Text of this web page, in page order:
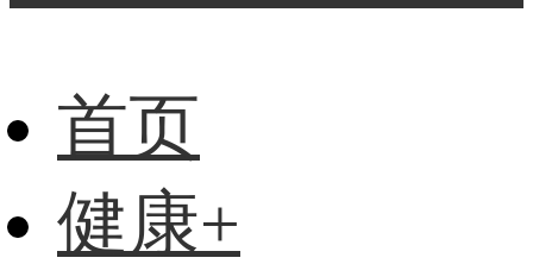
首页
健康+